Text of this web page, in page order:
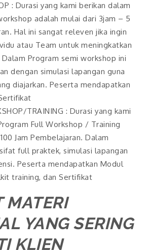
: Durasi yang kami berikan dalam
adalah mulai dari 3jam – 5
Hal ini sangat releven jika ingin
atau Team untuk meningkatkan
Program semi workshop ini
dengan simulasi lapangan guna
diajarkan. Peserta mendapatkan
TRAINING : Durasi yang kami
Full Workshop / Training
Jam Pembelajaran. Dalam
full praktek, simulasi lapangan
Peserta mendapatkan Modul
training, dan Sertifikat
MATERI
YANG SERING
KLIEN